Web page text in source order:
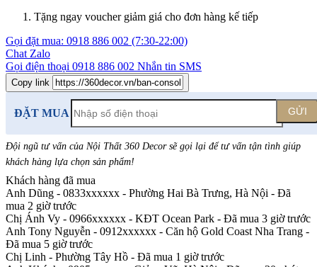
Tặng ngay voucher giảm giá cho đơn hàng kế tiếp
Gọi đặt mua: 0918 886 002 (7:30-22:00)
Chat Zalo
Gọi điện thoại 0918 886 002 Nhắn tin SMS
Copy link
ĐẶT MUA GỬI
Đội ngũ tư vấn của Nội Thất 360 Decor sẽ gọi lại để tư vấn tận tình giúp
khách hàng lựa chọn sản phẩm!
Khách hàng đã mua
Anh Dũng - 0833xxxxxx - Phường Hai Bà Trưng, Hà Nội - Đã
mua 2 giờ trước
Chị Ánh Vy - 0966xxxxxx - KĐT Ocean Park - Đã mua 3 giờ trước
Anh Tony Nguyễn - 0912xxxxxx - Căn hộ Gold Coast Nha Trang -
Đã mua 5 giờ trước
Chị Linh - Phường Tây Hồ - Đã mua 1 giờ trước